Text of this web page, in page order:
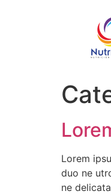
Lorem
duo ne
ne